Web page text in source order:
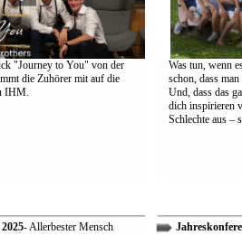
"Journey to You" von der
die Zuhörer mit auf die
IHM.
Was tun, wenn
schon, dass
Und, dass das
dich inspirieren
Schlechte aus –
- Allerbester Mensch